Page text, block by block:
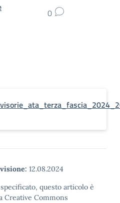
0
12.08.2024
questo articolo è
Creative Commons